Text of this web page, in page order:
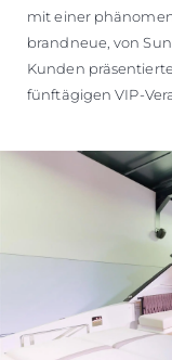
mit einer
brandneue, von
Kunden
fünftägigen VIP-